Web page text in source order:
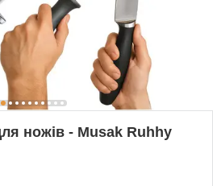
ножів - Musak Ruhhy